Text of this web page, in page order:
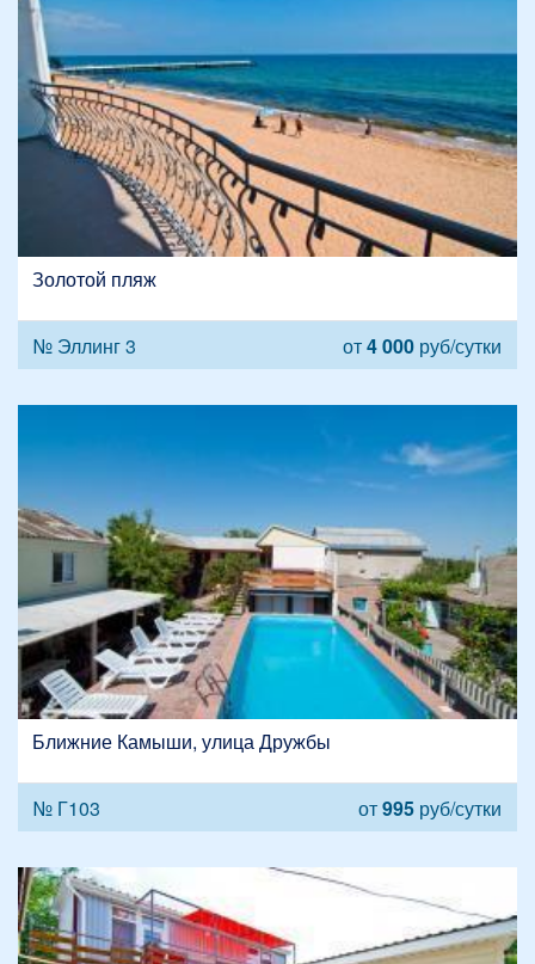
Золотой пляж
№ Эллинг 3 от4 000 руб/сутки
Ближние Камыши, улица Дружбы
№ Г103 от995 руб/сутки